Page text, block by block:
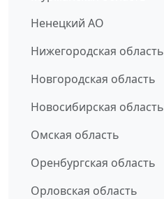
Ненецкий АО
Нижегородская область
Новгородская область
Новосибирская область
Омская область
Оренбургская область
Орловская область